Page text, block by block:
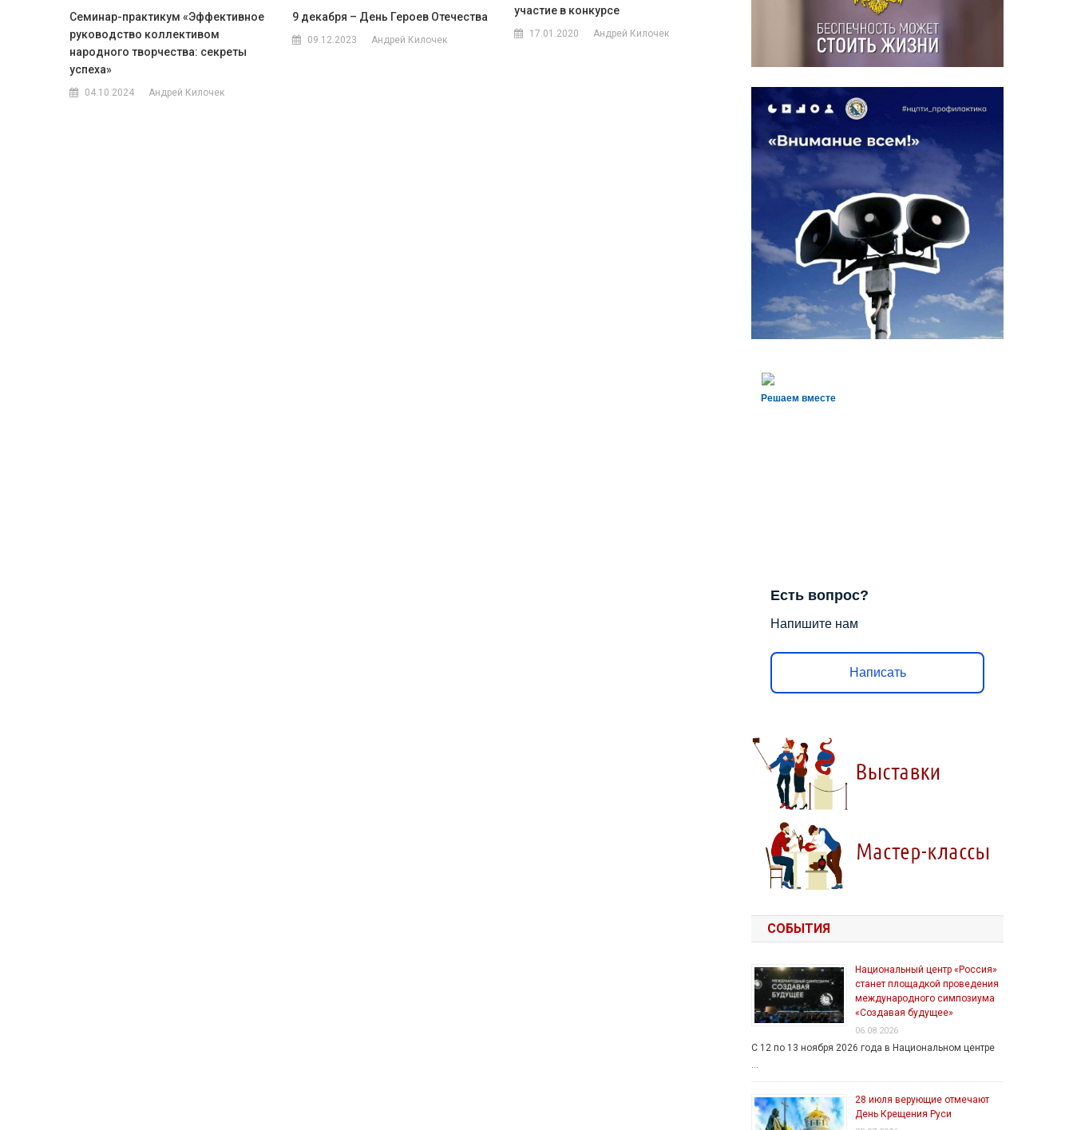
Семинар-практикум «Эффективное
руководство коллективом
народного творчества: секреты
успеха»
04.10.2024 Андрей Килочек
9 декабря – День Героев Отечества
09.12.2023 Андрей Килочек
участие в конкурсе
17.01.2020 Андрей Килочек
Решаем вместе
Есть вопрос?
Напишите нам
Написать
СОБЫТИЯ
Национальный центр «Россия»
станет площадкой проведения
международного симпозиума
«Создавая будущее»
06.08.2026
С 12 по 13 ноября 2026 года в Национальном центре
28 июля верующие отмечают
День Крещения Руси